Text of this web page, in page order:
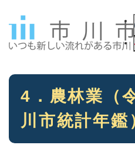
本
4．農林業（
川市統計年鑑